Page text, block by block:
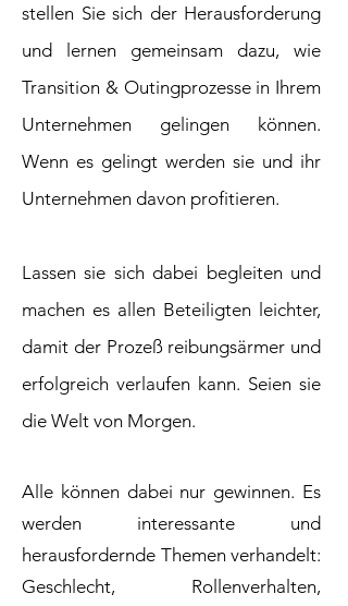
stellen Sie sich der Herausforderung
und lernen gemeinsam dazu, wie
Transition & Outingprozesse in Ihrem
Unternehmen gelingen können.
Wenn es gelingt werden sie und ihr
Unternehmen davon profitieren.
Lassen sie sich dabei begleiten und
machen es allen Beteiligten leichter,
damit der Prozeß reibungsärmer und
erfolgreich verlaufen kann. Seien sie
die Welt von Morgen.
Alle können dabei nur gewinnen. Es
werden interessante und
herausfordernde Themen verhandelt:
Geschlecht, Rollenverhalten,